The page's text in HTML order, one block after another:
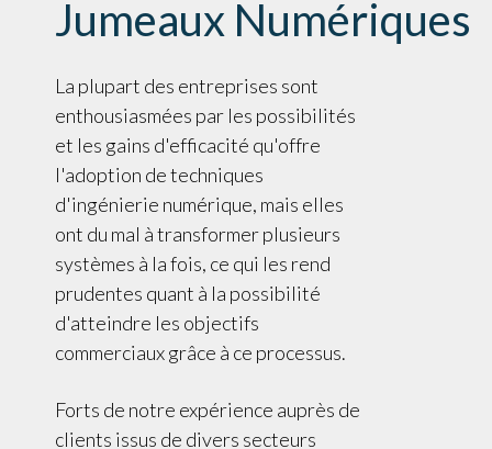
Jumeaux Numériques
La plupart des entreprises sont
enthousiasmées par les possibilités
et les gains d'efficacité qu'offre
l'adoption de techniques
d'ingénierie numérique, mais elles
ont du mal à transformer plusieurs
systèmes à la fois, ce qui les rend
prudentes quant à la possibilité
d'atteindre les objectifs
commerciaux grâce à ce processus.
Forts de notre expérience auprès de
clients issus de divers secteurs